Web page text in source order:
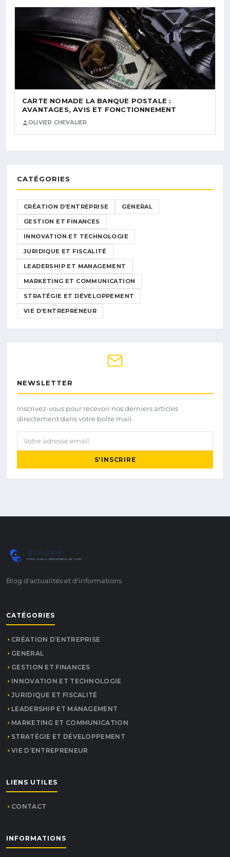
CARTE NOMADE LA BANQUE POSTALE :
AVANTAGES, AVIS ET FONCTIONNEMENT
OLIVIER CHEVALIER
CATÉGORIES
CRÉATION D’ENTREPRISE GENERAL
GESTION ET FINANCES
INNOVATION ET TECHNOLOGIE
JURIDIQUE ET FISCALITÉ
LEADERSHIP ET MANAGEMENT
MARKETING ET COMMUNICATION
STRATÉGIE ET DÉVELOPPEMENT
VIE D’ENTREPRENEUR
NEWSLETTER
Inscrivez-vous pour recevoir nos derniers articles
directement dans votre boîte mail.
Votre adresse email
S'INSCRIRE
Votre source d'information de confiance
Blog d'actualités et d'informations
CATÉGORIES
CRÉATION D’ENTREPRISE
GENERAL
GESTION ET FINANCES
INNOVATION ET TECHNOLOGIE
JURIDIQUE ET FISCALITÉ
LEADERSHIP ET MANAGEMENT
MARKETING ET COMMUNICATION
STRATÉGIE ET DÉVELOPPEMENT
VIE D’ENTREPRENEUR
LIENS UTILES
CONTACT
INFORMATIONS